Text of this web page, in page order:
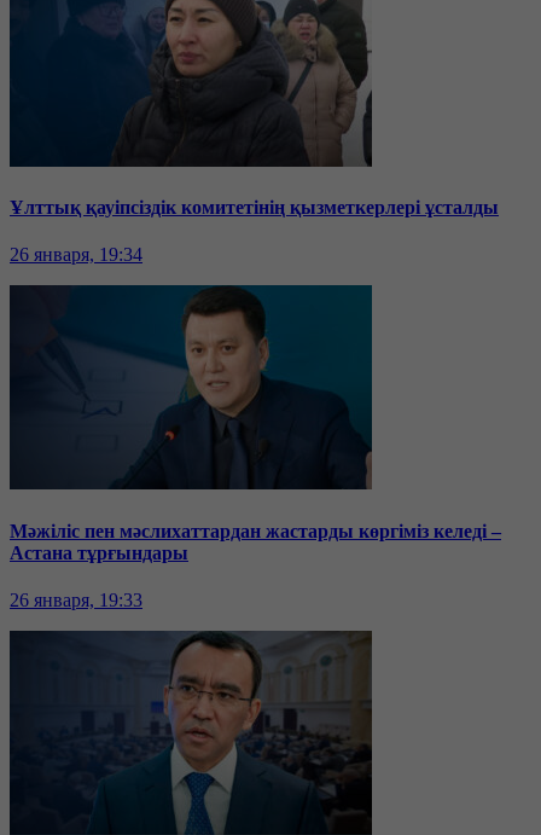
Ұлттық қауіпсіздік комитетінің қызметкерлері ұсталды
26 января, 19:34
Мәжіліс пен мәслихаттардан жастарды көргіміз келеді –
Астана тұрғындары
26 января, 19:33